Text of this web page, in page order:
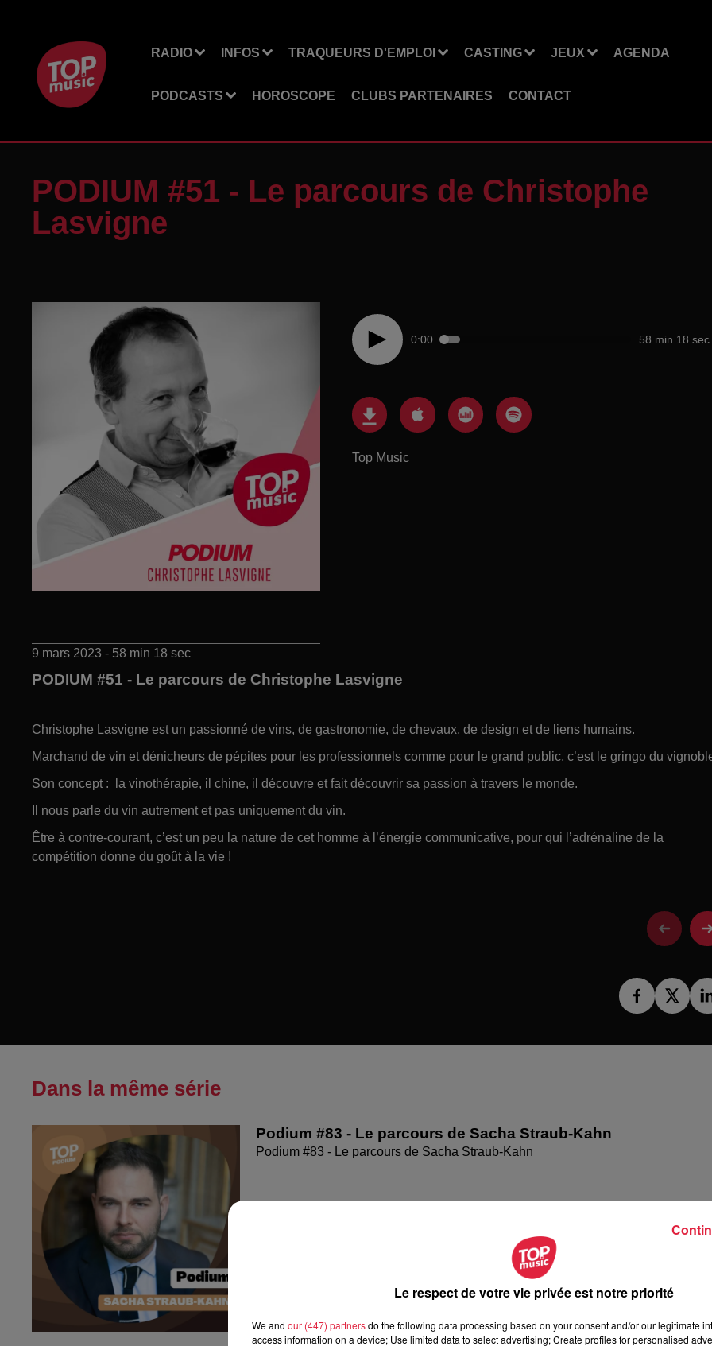
RADIO INFOS TRAQUEURS D'EMPLOI CASTING JEUX AGENDA
PODCASTS HOROSCOPE CLUBS PARTENAIRES CONTACT
PODIUM #51 - Le parcours de Christophe
Lasvigne
0:00 58 min 18 sec
Top Music
9 mars 2023 - 58 min 18 sec
PODIUM #51 - Le parcours de Christophe Lasvigne
Christophe Lasvigne est un passionné de vins, de gastronomie, de chevaux, de design et de liens humains.
Marchand de vin et dénicheurs de pépites pour les professionnels comme pour le grand public, c’est le gringo du
Son concept : la vinothérapie, il chine, il découvre et fait découvrir sa passion à travers le monde.
Il nous parle du vin autrement et pas uniquement du vin.
Être à contre-courant, c’est un peu la nature de cet homme à l’énergie communicative, pour qui l’adrénaline de la
compétition donne du goût à la vie !
Dans la même série
Podium #83 - Le parcours de Sacha Straub-Kahn
Podium #83 - Le parcours de Sacha Straub-Kahn
Le respect de votre vie privée est notre priorité
We and our (447) partnersdo the following data processing based on your consent and/or our legitimate
access information on a device; Use limited data to select advertising; Create profiles for personalised